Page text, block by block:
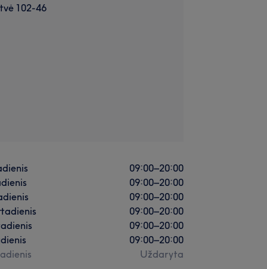
102-46
09:00–20:00
09:00–20:00
09:00–20:00
09:00–20:00
09:00–20:00
09:00–20:00
Uždaryta